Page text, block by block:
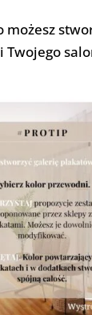
możesz
Twojego